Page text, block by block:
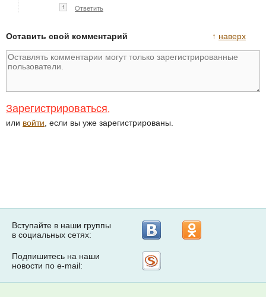
↑ Ответить
↑ наверх
Оставить свой комментарий
Зарегистрироваться,
или войти , если вы уже зарегистрированы.
Вступайте в наши группы
в социальных сетях:
Подпишитесь на наши
новости по e-mail: